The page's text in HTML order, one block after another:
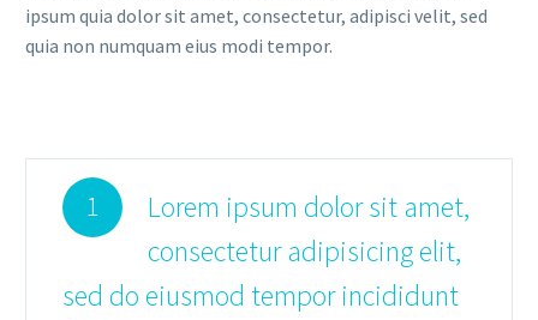
ipsum quia dolor sit amet, consectetur, adipisci velit, sed
quia non numquam eius modi tempor.
1
Lorem ipsum dolor sit amet,
consectetur adipisicing elit,
sed do eiusmod tempor incididunt